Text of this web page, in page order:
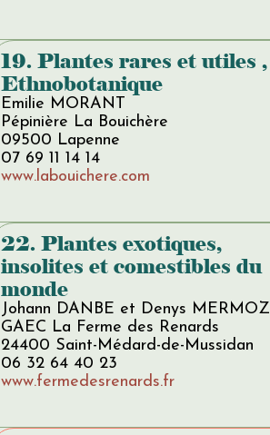
19. Plantes rares et utiles ,
Ethnobotanique
Emilie MORANT
Pépinière La Bouichère
09500 Lapenne
07 69 11 14 14
www.labouichere.com
22. Plantes exotiques,
insolites et comestibles du
monde
Johann DANBE et Denys MERMOZ
GAEC La Ferme des Renards
24400 Saint-Médard-de-Mussidan
06 32 64 40 23
www.fermedesrenards.fr